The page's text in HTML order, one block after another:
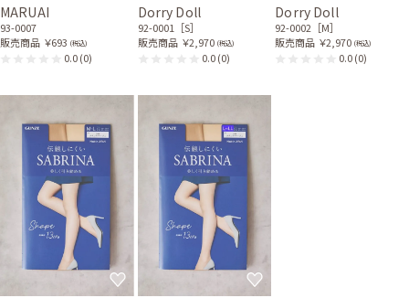
MARUAI
93-0007
販売商品 ￥693 (税込)
0.0(0)
Dorry Doll
92-0001［S］
販売商品 ￥2,970 (税込)
0.0(0)
Dorry Doll
92-0002［M］
販売商品 ￥2,970 (税込)
0.0(0)